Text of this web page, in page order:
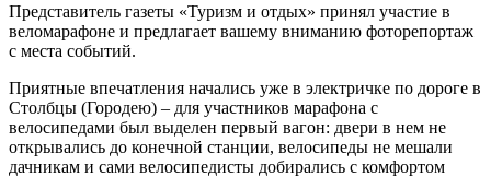
Представитель газеты «Туризм и отдых» принял участие в
веломарафоне и предлагает вашему вниманию фоторепортаж
с места событий.
Приятные впечатления начались уже в электричке по дороге в
Столбцы (Городею) – для участников марафона с
велосипедами был выделен первый вагон: двери в нем не
открывались до конечной станции, велосипеды не мешали
дачникам и сами велосипедисты добирались с комфортом